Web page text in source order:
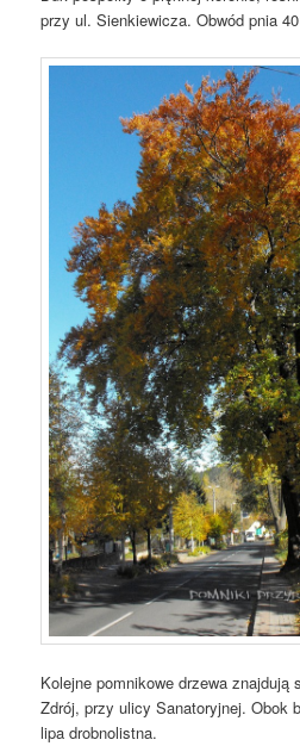
przy ul. Sienkiewicza. Obwód pnia
Kolejne pomnikowe drzewa znajdują
Zdrój, przy ulicy Sanatoryjnej. Obok
lipa drobnolistna.